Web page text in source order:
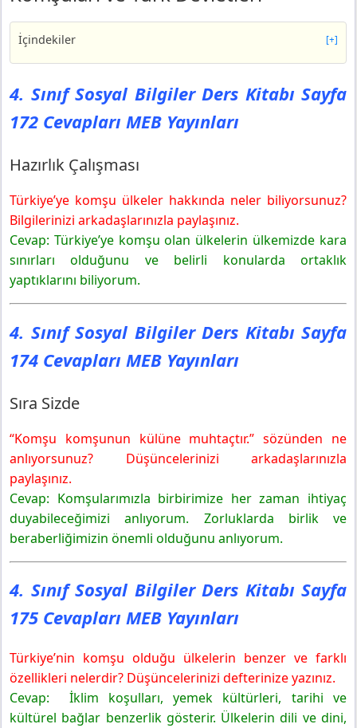
İçindekiler [+]
4. Sınıf Sosyal Bilgiler Ders Kitabı Sayfa 172 Cevapları
MEB Yayınları
Hazırlık Çalışması
4. Sınıf Sosyal Bilgiler Ders Kitabı Sayfa 174 Cevapları
Sıra Sizde
MEB Yayınları
4. Sınıf Sosyal Bilgiler Ders Kitabı Sayfa 177 Cevapları
MEB Yayınları
Etkinlik1
4. Sınıf Sosyal Bilgiler Ders Kitabı Sayfa 178 Cevapları
4. Sınıf Sosyal Bilgiler Ders Kitabı Sayfa 183 Cevapları
MEB Yayınları
Etkinlik3
4. Sınıf Sosyal Bilgiler Ders Kitabı Sayfa
172 Cevapları MEB Yayınları
Hazırlık Çalışması
Türkiye’ye komşu ülkeler hakkında neler biliyorsunuz?
Bilgilerinizi arkadaşlarınızla paylaşınız.
Cevap: Türkiye’ye komşu olan ülkelerin ülkemizde kara
sınırları olduğunu ve belirli konularda ortaklık
yaptıklarını biliyorum.
4. Sınıf Sosyal Bilgiler Ders Kitabı Sayfa
174 Cevapları MEB Yayınları
Sıra Sizde
“Komşu komşunun külüne muhtaçtır.” sözünden ne
anlıyorsunuz? Düşüncelerinizi arkadaşlarınızla
paylaşınız.
Cevap: Komşularımızla birbirimize her zaman ihtiyaç
duyabileceğimizi anlıyorum. Zorluklarda birlik ve
beraberliğimizin önemli olduğunu anlıyorum.
4. Sınıf Sosyal Bilgiler Ders Kitabı Sayfa
175 Cevapları MEB Yayınları
Türkiye’nin komşu olduğu ülkelerin benzer ve farklı
özellikleri nelerdir? Düşüncelerinizi defterinize yazınız.
Cevap: İklim koşulları, yemek kültürleri, tarihi ve
kültürel bağlar benzerlik gösterir. Ülkelerin dili ve dini,